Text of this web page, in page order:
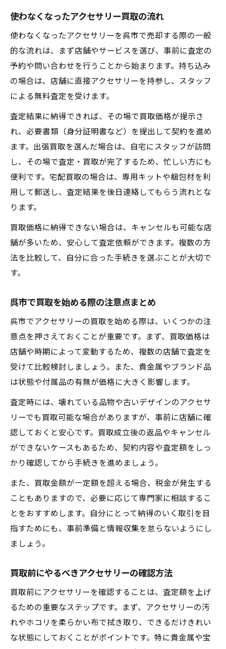
は
使わなくなったアクセサリー買取の流れ
使わなくなったアクセサリーを呉市で売却する際の一般
的な流れは、まず店舗やサービスを選び、事前に査定の
予約や問い合わせを行うことから始まります。持ち込み
の場合は、店舗に直接アクセサリーを持参し、スタッフ
による無料査定を受けます。
査定結果に納得できれば、その場で買取価格が提示さ
れ、必要書類（身分証明書など）を提出して契約を進め
ます。出張買取を選んだ場合は、自宅にスタッフが訪問
し、その場で査定・買取が完了するため、忙しい方にも
便利です。宅配買取の場合は、専用キットや梱包材を利
用して郵送し、査定結果を後日連絡してもらう流れとな
ります。
買取価格に納得できない場合は、キャンセルも可能な店
舗が多いため、安心して査定依頼ができます。複数の方
法を比較して、自分に合った手続きを選ぶことが大切で
す。
呉市で買取を始める際の注意点まとめ
呉市でアクセサリーの買取を始める際は、いくつかの注
意点を押さえておくことが重要です。まず、買取価格は
店舗や時期によって変動するため、複数の店舗で査定を
受けて比較検討しましょう。また、貴金属やブランド品
は状態や付属品の有無が価格に大きく影響します。
査定時には、壊れている品物や古いデザインのアクセサ
リーでも買取可能な場合がありますが、事前に店舗に確
認しておくと安心です。買取成立後の返品やキャンセル
ができないケースもあるため、契約内容や査定額をしっ
かり確認してから手続きを進めましょう。
また、買取金額が一定額を超える場合、税金が発生する
こともありますので、必要に応じて専門家に相談するこ
とをおすすめします。自分にとって納得のいく取引を目
指すためにも、事前準備と情報収集を怠らないようにし
ましょう。
買取前にやるべきアクセサリーの確認方法
買取前にアクセサリーを確認することは、査定額を上げ
るための重要なステップです。まず、アクセサリーの汚
れやホコリを柔らかい布で拭き取り、できるだけきれい
な状態にしておくことがポイントです。特に貴金属や宝